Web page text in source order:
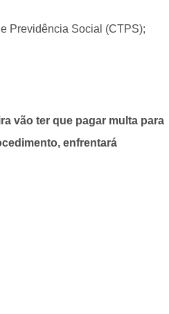
Previdência Social (CTPS);
vão ter que pagar multa para
enfrentará